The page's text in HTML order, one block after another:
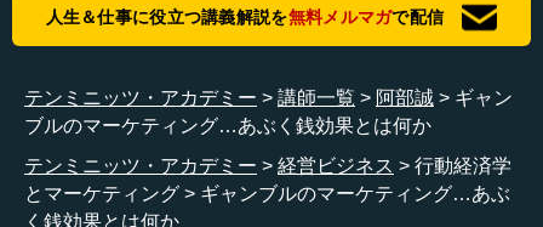
際のアンケートで調査した結果、このようになりました。
万円払ってチケットを買い、Bでは88パーセント（Aの約2
倍の確率）の人が再購買するという結果が出ました。
このようなパターンは、毎回毎回異なった被験者たち
（一般人・学生、ネットアンケート・紙のアンケート）で
人生＆仕事に役立つ講義解説を無料メルマガで配信
テンミニッツ・アカデミー 講師一覧 阿部誠
ギャン
ブルのマーケティング…あぶく銭効果とは何か
テンミニッツ・アカデミー
経営ビジネス
行動経済学
とマーケティング
ギャンブルのマーケティング…あぶ
く銭効果とは何か